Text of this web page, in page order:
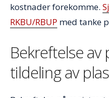
kostnader forekomme.
RKBU/RBUP med tanke
Bekreftelse
tildeling av